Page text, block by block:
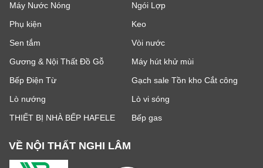
Máy Nước Nóng
Ngói Lợp
Phụ kiện
Keo
Sen tắm
Vòi nước
Gương & Nội Thất Đồ Gỗ
Máy hút khử mùi
Bếp Điện Từ
Gạch sale Tồn kho Cắt công
Lò nướng
Lò vi sóng
THIẾT BỊ NHÀ BẾP HAFELE
Bếp gas
VỀ NỘI THẤT NGHI LÂM